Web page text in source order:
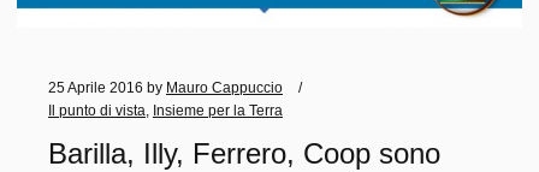
25 Aprile 2016 by Mauro Cappuccio
Il punto di vista
Insieme per la Terra
Barilla, Illy, Ferrero, Coop sono